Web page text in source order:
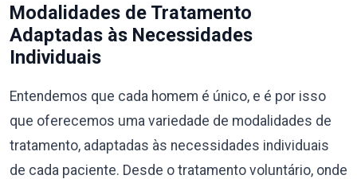
Modalidades de Tratamento
Adaptadas às Necessidades
Individuais
Entendemos que cada homem é único, e é por isso
que oferecemos uma variedade de modalidades de
tratamento, adaptadas às necessidades individuais
de cada paciente. Desde o tratamento voluntário, onde